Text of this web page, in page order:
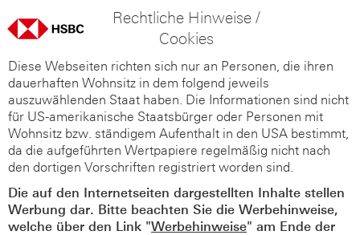
Rechtliche Hinweise /
Cookies
Diese Webseiten richten sich nur an Personen, die ihren
dauerhaften Wohnsitz in dem folgend jeweils
auszuwählenden Staat haben. Die Informationen sind nicht
für US-amerikanische Staatsbürger oder Personen mit
Wohnsitz bzw. ständigem Aufenthalt in den USA bestimmt,
da die aufgeführten Wertpapiere regelmäßig nicht nach
den dortigen Vorschriften registriert worden sind.
Die auf den Internetseiten dargestellten Inhalte stellen
Werbung dar. Bitte beachten Sie die Werbehinweise,
welche über den Link "Werbehinweise" am Ende der